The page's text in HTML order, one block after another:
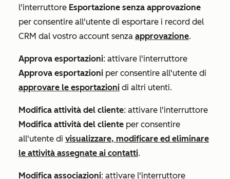
l'interruttore Esportazione senza approvazione
per consentire all'utente di esportare i record del
CRM dal vostro account senza approvazione.
Approva esportazioni: attivare l'interruttore
Approva esportazioni per consentire all'utente di
approvare le esportazioni di altri utenti.
Modifica attività del cliente: attivare l'interruttore
Modifica attività del cliente per consentire
all'utente di visualizzare, modificare ed eliminare
le attività assegnate ai contatti.
Modifica associazioni: attivare l'interruttore